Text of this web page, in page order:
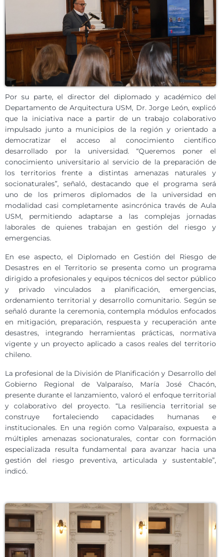
Por su parte, el director del diplomado y académico del
Departamento de Arquitectura USM, Dr. Jorge León, explicó
que la iniciativa nace a partir de un trabajo colaborativo
impulsado junto a municipios de la región y orientado a
democratizar el acceso al conocimiento científico
desarrollado por la universidad. “Queremos poner el
conocimiento universitario al servicio de la preparación de
los territorios frente a distintas amenazas naturales y
socionaturales”, señaló, destacando que el programa será
uno de los primeros diplomados de la universidad en
modalidad casi completamente asincrónica través de Aula
USM, permitiendo adaptarse a las complejas jornadas
laborales de quienes trabajan en gestión del riesgo y
emergencias.
En ese aspecto, el Diplomado en Gestión del Riesgo de
Desastres en el Territorio se presenta como un programa
dirigido a profesionales y equipos técnicos del sector público
y privado vinculados a planificación, emergencias,
ordenamiento territorial y desarrollo comunitario. Según se
señaló durante la ceremonia, contempla módulos enfocados
en mitigación, preparación, respuesta y recuperación ante
desastres, integrando herramientas prácticas, normativa
vigente y un proyecto aplicado a casos reales del territorio
chileno.
La profesional de la División de Planificación y Desarrollo del
Gobierno Regional de Valparaíso, María José Chacón,
presente durante el lanzamiento, valoró el enfoque territorial
y colaborativo del proyecto. “La resiliencia territorial se
construye fortaleciendo capacidades humanas e
institucionales. En una región como Valparaíso, expuesta a
múltiples amenazas socionaturales, contar con formación
especializada resulta fundamental para avanzar hacia una
gestión del riesgo preventiva, articulada y sustentable”,
indicó.